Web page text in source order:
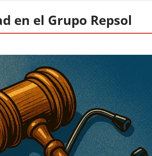
en el Grupo Repsol